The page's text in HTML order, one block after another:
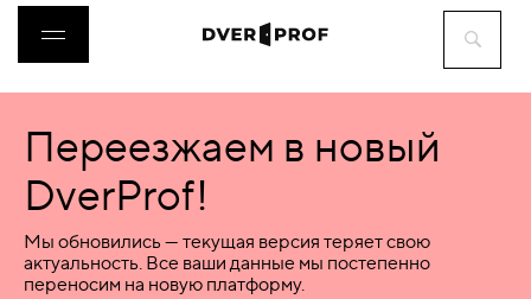
ДВЕРИ
ФУРНИТУРА
ВОРОТА
Переезжаем в новый
DverProf!
Мы обновились — текущая версия теряет свою
актуальность. Все ваши данные мы постепенно
переносим на новую платформу.